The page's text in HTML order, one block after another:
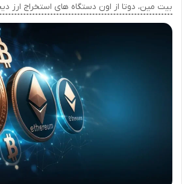
بیت مین، دوتا از اون دستگاه های استخراج ارز